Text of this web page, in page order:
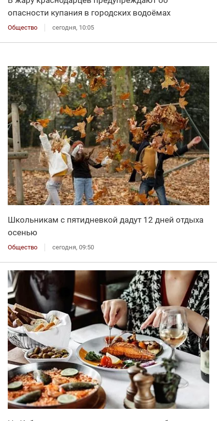
опасности купания в городских водоёмах
Общество сегодня, 10:05
Школьникам с пятидневкой дадут 12 дней отдыха
осенью
Общество сегодня, 09:50